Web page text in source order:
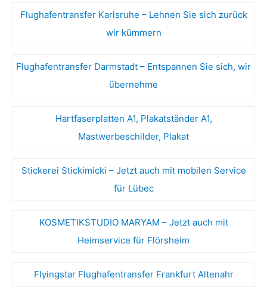
Flughafentransfer Karlsruhe – Lehnen Sie sich zurück
wir kümmern
Flughafentransfer Darmstadt – Entspannen Sie sich, wir
übernehme
Hartfaserplatten A1, Plakatständer A1,
Mastwerbeschilder, Plakat
Stickerei Stickimicki – Jetzt auch mit mobilen Service
für Lübec
KOSMETIKSTUDIO MARYAM – Jetzt auch mit
Heimservice für Flörsheim
Flyingstar Flughafentransfer Frankfurt Altenahr